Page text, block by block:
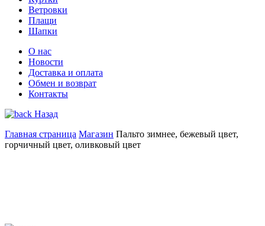
Ветровки
Плащи
Шапки
О нас
Новости
Доставка и оплата
Обмен и возврат
Контакты
Назад
Главная страница Магазин Пальто зимнее, бежевый цвет,
горчичный цвет, оливковый цвет